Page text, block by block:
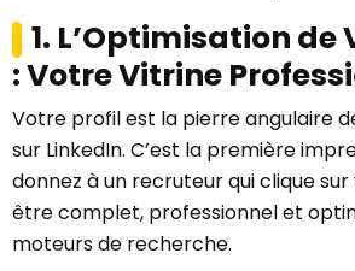
1. L’Optimisation de
: Votre Vitrine
Votre profil est la pierre angulaire
sur LinkedIn. C’est la première
donnez à un recruteur qui clique
être complet, professionnel et
moteurs de recherche.